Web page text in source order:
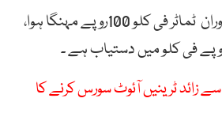
ملتان میں 3روز کے دوران ٹماٹر فی کلو 100روپے مہنگا ہوا،
محکمہ ریلوے کا20 سے زائد ٹرینیں آئوٹ سورس کرنے کا